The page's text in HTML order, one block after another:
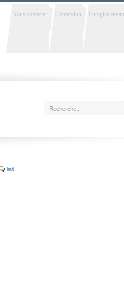
Nous contacter Connexion Enregistrement